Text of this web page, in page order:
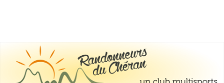
DU